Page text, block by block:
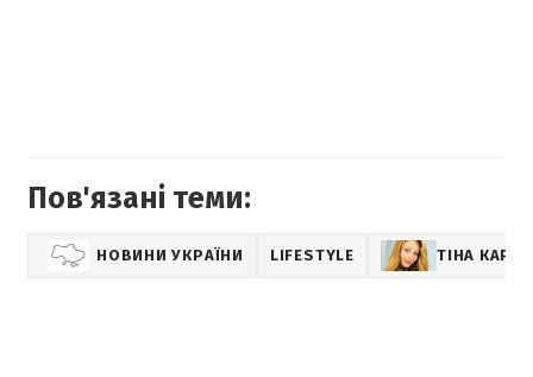
Пов'язані теми:
НОВИНИ УКРАЇНИ LIFESTYLE ТІНА